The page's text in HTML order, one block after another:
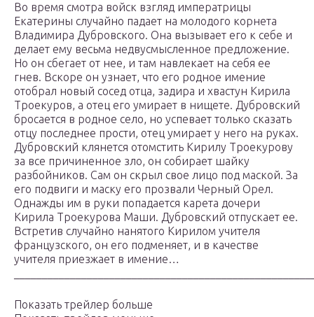
Во время смотра войск взгляд императрицы
Екатерины случайно падает на молодого корнета
Владимира Дубровского. Она вызывает его к себе и
делает ему весьма недвусмысленное предложение.
Но он сбегает от нее, и там навлекает на себя ее
гнев. Вскоре он узнает, что его родное имение
отобрал новый сосед отца, задира и хвастун Кирила
Троекуров, а отец его умирает в нищете. Дубровский
бросается в родное село, но успевает только сказать
отцу последнее прости, отец умирает у него на руках.
Дубровский клянется отомстить Кирилу Троекурову
за все причиненное зло, он собирает шайку
разбойников. Сам он скрыл свое лицо под маской. За
его подвиги и маску его прозвали Черный Орел.
Однажды им в руки попадается карета дочери
Кирила Троекурова Маши. Дубровский отпускает ее.
Встретив случайно нанятого Кирилом учителя
французского, он его подменяет, и в качестве
учителя приезжает в имение…
Показать трейлер больше